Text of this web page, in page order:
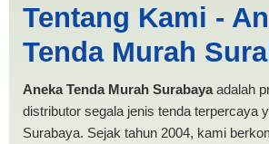
Surabaya |
ANEKA TENDA
Tentang Kami -
Tenda Murah
Aneka Tenda Murah Surabayaadalah
distributor segala jenis tenda terpercaya
Surabaya. Sejak tahun 2004, kami